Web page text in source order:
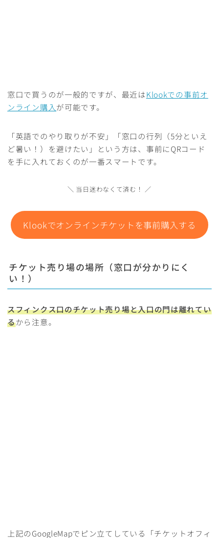
窓口で買うのが一般的ですが、最近はKlookでの事前オ
ンライン購入が可能です。
「英語でのやり取りが不安」「窓口の行列（5分といえ
ど暑い！）を避けたい」という方は、事前にQRコード
を手に入れておくのが一番スマートです。
＼ 当日迷わなくて済む！ ／
Klookでオンラインチケットを事前購入する
チケット売り場の場所（窓口が分かりにく
い！）
スフィンクス口のチケット売り場と入口の門は離れてい
るから注意。
上記のGoogleMapでピン立てしている「チケットオフィ